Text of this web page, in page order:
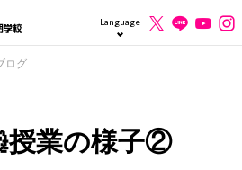
Language
ログ
授業の様子②